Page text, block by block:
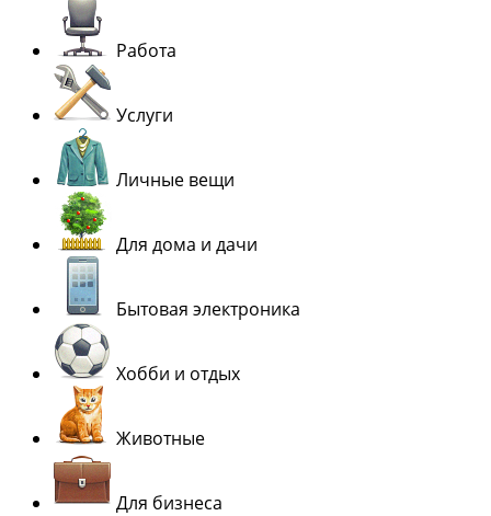
Работа
Услуги
Личные вещи
Для дома и дачи
Бытовая электроника
Хобби и отдых
Животные
Для бизнеса